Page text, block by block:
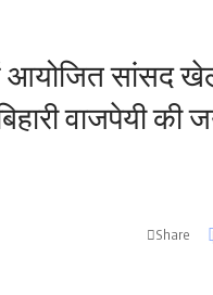
आयोजित सांसद
वाजपेयी की
Share